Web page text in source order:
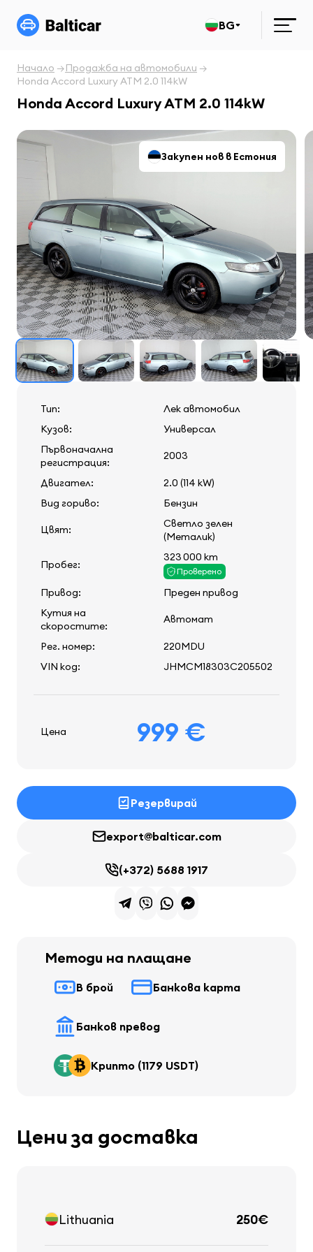
BG
Начало
Продажба на автомобили
Honda Accord Luxury ATM 2.0 114kW
Honda Accord Luxury ATM 2.0 114kW
Тип:
Лек автомобил
Кузов:
Универсал
Първоначална
регистрация:
2003
Двигател:
2.0 (114 kW)
Вид гориво:
Бензин
Цвят:
Светло зелен
(Металик)
Пробег:
323 000 km
Проверено
Привод:
Преден привод
Кутия на
скоростите:
Автомат
Рег. номер:
220MDU
VIN код:
JHMCM18303C205502
Цена 999 €
Закупен нов в Естония
Резервирай
export@balticar.com
(+372) 5688 1917
Методи на плащане
В брой Банкова карта
Банков превод
Крипто (1179 USDT)
Цени за доставка
Lithuania 250€